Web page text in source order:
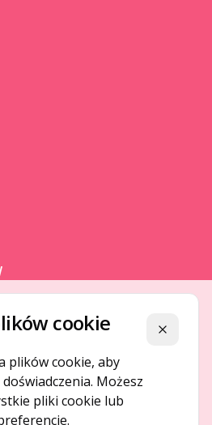
cookie Zamknij
plików cookie, aby
Możesz
pliki cookie lub